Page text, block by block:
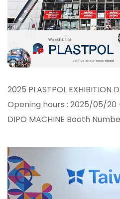
2025 PLASTPOL EXHIBITION
Opening hours : 2025/05/
DIPO MACHINE Booth